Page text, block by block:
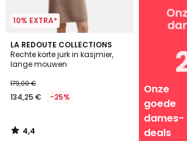
10% EXTRA*
LA REDOUTE COLLECTIONS
Rechte korte jurk in kasjmier,
lange mouwen
179,00 €
134,25 € -25%
4,4
/ 5
4,4
/
Onze
goede
dames-
deals